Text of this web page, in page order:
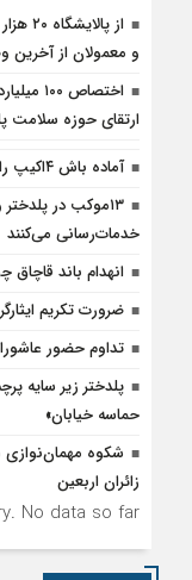
از
و معمولان از
ارتقای حوزه سلامت
آماده باش ۴‌اکیپ راهداری در پی بارش باران در پلدختر
۱۳موکب در
خدمات‌رسانی می‌کنند
انهدام باند
ضرورت تکریم
تداوم حضور
حماسه خیابان»
شکوه مهمان‌نوازی
زائران اربعین
No data so far.